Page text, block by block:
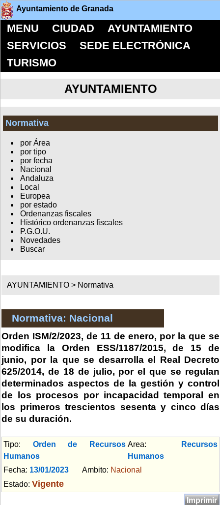
Ayuntamiento de Granada
MENU CIUDAD
AYUNTAMIENTO
SERVICIOS
SEDE ELECTRÓNICA
TURISMO
AYUNTAMIENTO
Normativa
por Área
por tipo
por fecha
Nacional
Andaluza
Local
Europea
por estado
Ordenanzas fiscales
Histórico ordenanzas fiscales
P.G.O.U.
Novedades
Buscar
AYUNTAMIENTO > Normativa
Normativa: Nacional
Orden ISM/2/2023, de 11 de enero, por la que se
modifica la Orden ESS/1187/2015, de 15 de
junio, por la que se desarrolla el Real Decreto
625/2014, de 18 de julio, por el que se regulan
determinados aspectos de la gestión y control
de los procesos por incapacidad temporal en
los primeros trescientos sesenta y cinco días
de su duración.
Tipo: Orden de Recursos
Humanos
Area:
Recursos
Humanos
Fecha: 13/01/2023 Ambito: Nacional
Estado: Vigente
Imprimir